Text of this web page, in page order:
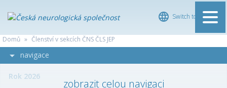
Switch to English
ČESKÁ
SPOLEČNOST
Domů » Členství v sekcích ČNS ČLS JEP
navigace
Rok 2026